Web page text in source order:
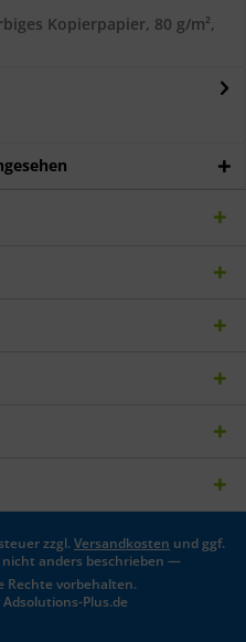
Kopierpapier, 80 g/m²,
zzgl.Versandkosten und ggf.
anders beschrieben —
Rechte vorbehalten.
Adsolutions-Plus.de